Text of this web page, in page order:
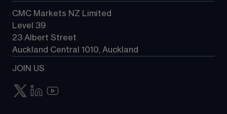
CMC Markets NZ Limited
Level 39
23 Albert Street
Auckland Central 1010, Auckland
JOIN US